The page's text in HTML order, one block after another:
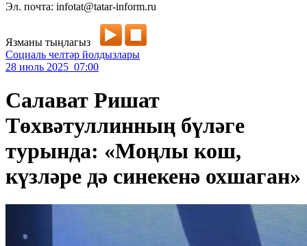
Эл. почта: infotat@tatar-inform.ru
Язманы тыңлагыз
Социаль челтәр йолдызлары
28 июль 2025 07:00
Салават Ришат
Төхвәтуллинның бүләге
турында: «Моңлы кош,
күзләре дә синекенә охшаган»